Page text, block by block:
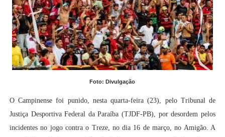
Foto: Divulgação
O Campinense foi punido, nesta quarta-feira (23), pelo Tribunal de
Justiça Desportiva Federal da Paraíba (TJDF-PB), por desordem pelos
incidentes no jogo contra o Treze, no dia 16 de março, no Amigão. A